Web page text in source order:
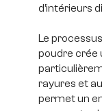
d’intérieurs
Le
poudre crée
rayures et
permet un entretien facile et garde un aspect